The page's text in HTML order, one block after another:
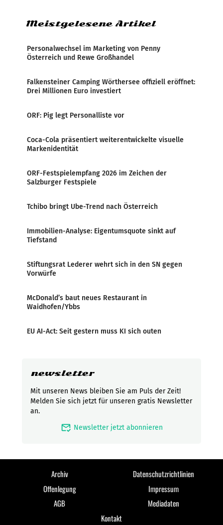
Meistgelesene Artikel
Personalwechsel im Marketing von Penny
Österreich und Rewe Großhandel
Falkensteiner Camping Wörthersee offiziell eröffnet:
Drei Millionen Euro investiert
ORF: Pig legt Personalliste vor
Coca-Cola präsentiert weiterentwickelte visuelle
Markenidentität
ORF-Festspielempfang 2026 im Zeichen der
Salzburger Festspiele
Tchibo bringt Ube-Trend nach Österreich
Immobilien-Analyse: Eigentumsquote sinkt auf
Tiefstand
Stiftungsrat Lederer wehrt sich in den SN gegen
Vorwürfe
McDonald’s baut neues Restaurant in
Waidhofen/Ybbs
EU AI-Act: Seit gestern muss KI sich outen
newsletter
Mit unseren News bleiben Sie am Puls der Zeit!
Melden Sie sich jetzt für unseren gratis Newsletter
an.
mark_email_read Newsletter jetzt abonnieren
Archiv
Datenschutzrichtlinien
Offenlegung
Impressum
AGB
Mediadaten
Kontakt